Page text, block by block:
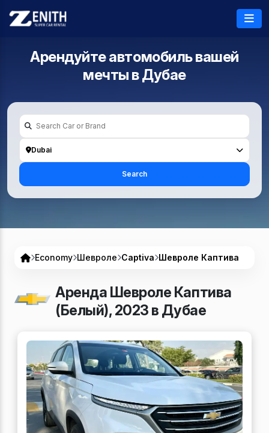
Арендуйте автомобиль вашей
мечты вДубае
Dubai
Search
Economy Шевроле Captiva Шевроле Каптива
Аренда Шевроле Каптива
(Белый), 2023 в Дубае